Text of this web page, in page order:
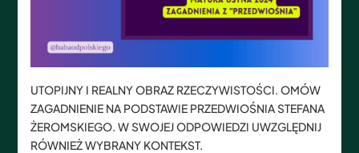
UTOPIJNY I REALNY OBRAZ RZECZYWISTOŚCI. OMÓW
ZAGADNIENIE NA PODSTAWIE PRZEDWIOŚNIA STEFANA
ŻEROMSKIEGO. W SWOJEJ ODPOWIEDZI UWZGLĘDNIJ
RÓWNIEŻ WYBRANY KONTEKST.